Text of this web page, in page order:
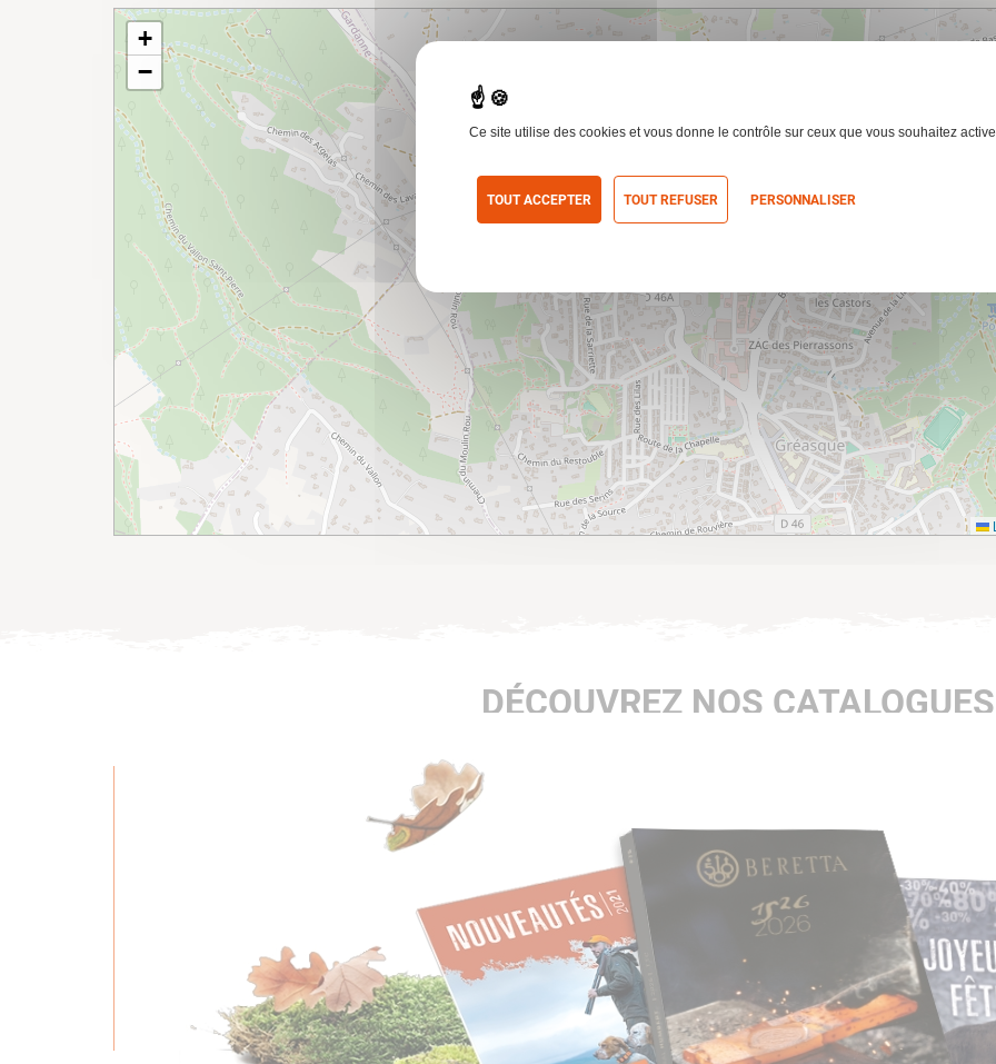
+
−
DÉCOUVREZ NOS
Ce site utilise des cookies et vous donne le contrôle sur ceux que vous souhaitez
TOUT ACCEPTER TOUT REFUSER PERSONNALISER